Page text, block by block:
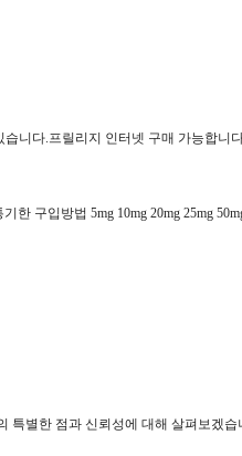
니다.프릴리지 인터넷 구매 가능합니
입방법 5mg 10mg 20mg 25mg
특별한 점과 신뢰성에 대해 살펴보겠습